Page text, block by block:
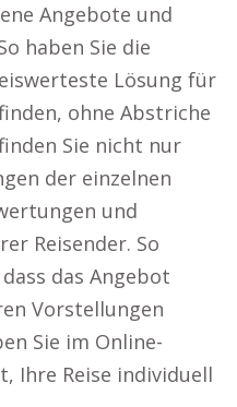
Angebote und
haben Sie die
Lösung für
ohne Abstriche
Sie nicht nur
der einzelnen
und
Reisender. So
das Angebot
Vorstellungen
Sie im Online-
Ihre Reise individuell